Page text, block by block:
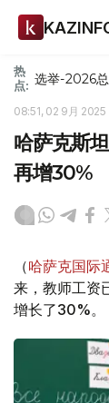
热
点: 选举-2026
08:51, 02 9月 2025
哈萨克斯
再增30%
（哈萨克国际
来，教师工资
增长了30%。